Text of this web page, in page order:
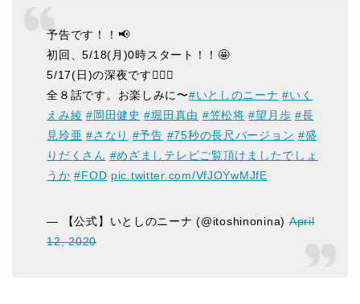
予告です！！📢
初回、5/18(月)0時スタート！！🤩
5/17(日)の深夜です🙆🏻‍♀️
全８話です。お楽しみに〜#いとしのニーナ #いく
えみ綾 #岡田健史 #堀田真由 #笠松将 #望月歩 #長
見玲亜 #さなり #予告 #75秒の長尺バージョン #盛
りだくさん #めざましテレビご覧頂けましたでしょ
うか #FOD pic.twitter.com/VfJOYwMJfE
— 【公式】いとしのニーナ (@itoshinonina)April
12, 2020